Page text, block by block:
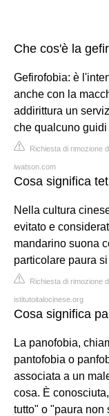
Che cos'è la
Gefirofobia: è
anche con la
addirittura un
che qualcuno
Richiesta di rimozione
iwatson.com
Cosa significa
Nella cultura
evitato e
mandarino suona
particolare paura
Richiesta di rimozione
istitutoitalocinese.org
Cosa significa
La panofobia,
pantofobia o
associata a un
cosa. È
tutto" o "paura non